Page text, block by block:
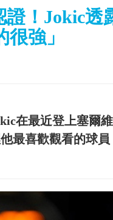
！Jokic透
強」
在最近登上塞爾
最喜歡觀看的球